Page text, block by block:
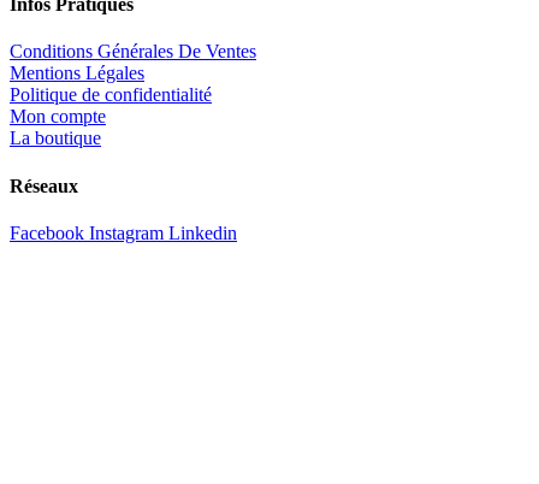
Infos Pratiques
Conditions Générales De Ventes
Mentions Légales
Politique de confidentialité
Mon compte
La boutique
Réseaux
Facebook Instagram Linkedin